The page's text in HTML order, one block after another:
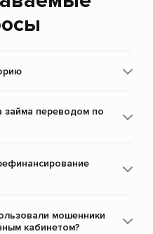
займа переводом по
мошенники
кабинетом?